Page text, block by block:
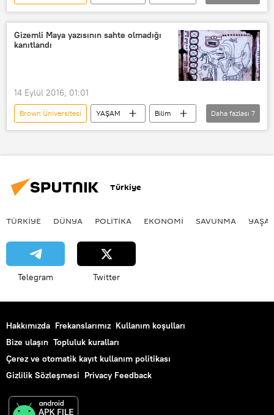
Haberler
ABD
Sofi Tukker
iPhone X
Gizemli Maya yazısının sahte olmadığı
kanıtlandı
14 Eylül 2016, 01:01
Brown Üniversitesi YAŞAM
Bilim
Haberler
Meksika
Chiapas
Daha fazlası 7
Türkiye
TÜRKIYE DÜNYA POLİTİKA EKONOMİ SAVUNMA
Telegram Twitter
Hakkımızda Frekanslarımız Kullanım koşulları
Bize ulaşın Topluluk kuralları
Çerez ve otomatik kayıt kullanım politikası
Gizlilik Sözleşmesi Privacy Feedback